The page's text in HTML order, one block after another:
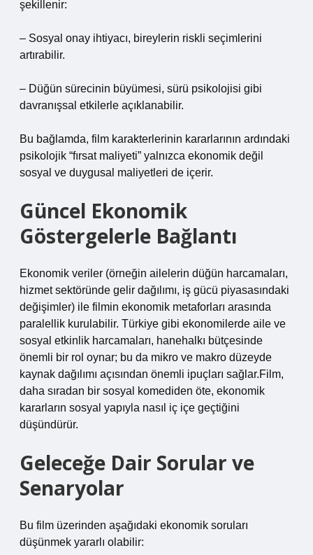
şekillenir:
– Sosyal onay ihtiyacı, bireylerin riskli seçimlerini
artırabilir.
– Düğün sürecinin büyümesi, sürü psikolojisi gibi
davranışsal etkilerle açıklanabilir.
Bu bağlamda, film karakterlerinin kararlarının ardındaki
psikolojik “fırsat maliyeti” yalnızca ekonomik değil
sosyal ve duygusal maliyetleri de içerir.
Güncel Ekonomik
Göstergelerle Bağlantı
Ekonomik veriler (örneğin ailelerin düğün harcamaları,
hizmet sektöründe gelir dağılımı, iş gücü piyasasındaki
değişimler) ile filmin ekonomik metaforları arasında
paralellik kurulabilir. Türkiye gibi ekonomilerde aile ve
sosyal etkinlik harcamaları, hanehalkı bütçesinde
önemli bir rol oynar; bu da mikro ve makro düzeyde
kaynak dağılımı açısından önemli ipuçları sağlar.Film,
daha sıradan bir sosyal komediden öte, ekonomik
kararların sosyal yapıyla nasıl iç içe geçtiğini
düşündürür.
Geleceğe Dair Sorular ve
Senaryolar
Bu film üzerinden aşağıdaki ekonomik soruları
düşünmek yararlı olabilir: